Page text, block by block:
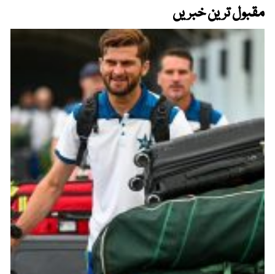
مقبول ترین خبریں